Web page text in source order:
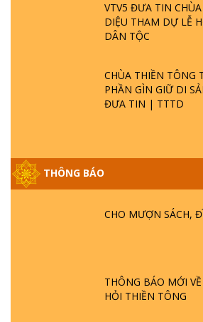
VTV5 ĐƯA TIN
DIỆU THAM DỰ LỄ
DÂN TỘC
CHÙA THIỀN TÔNG
PHẦN GÌN GIỮ DI
ĐƯA TIN | TTTD
THÔNG BÁO
CHO MƯỢN SÁCH,
THÔNG BÁO MỚI
HỎI THIỀN TÔNG
GIẢI ĐÁP ĐẶC BIỆT
TTTD
GIẢI ĐÁP ĐẶC BIỆT